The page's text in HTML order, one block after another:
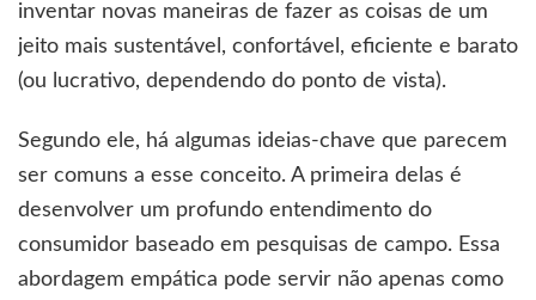
inventar novas maneiras de fazer as coisas de um
jeito mais sustentável, confortável, eficiente e barato
(ou lucrativo, dependendo do ponto de vista).
Segundo ele, há algumas ideias-chave que parecem
ser comuns a esse conceito. A primeira delas é
desenvolver um profundo entendimento do
consumidor baseado em pesquisas de campo. Essa
abordagem empática pode servir não apenas como